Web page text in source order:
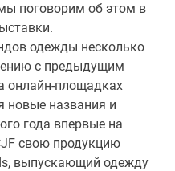
поговорим об этом в
одежды несколько
с предыдущим
онлайн-площадках
новые названия и
года впервые на
свою продукцию
выпускающий одежду